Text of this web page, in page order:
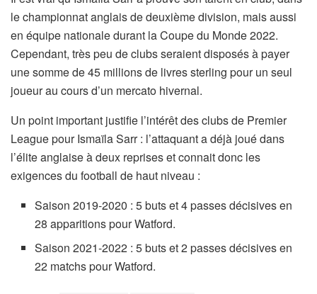
le championnat anglais de deuxième division, mais aussi
en équipe nationale durant la Coupe du Monde 2022.
Cependant, très peu de clubs seraient disposés à payer
une somme de 45 millions de livres sterling pour un seul
joueur au cours d’un mercato hivernal.
Un point important justifie l’intérêt des clubs de Premier
League pour Ismaïla Sarr : l’attaquant a déjà joué dans
l’élite anglaise à deux reprises et connait donc les
exigences du football de haut niveau :
Saison 2019-2020 : 5 buts et 4 passes décisives en
28 apparitions pour Watford.
Saison 2021-2022 : 5 buts et 2 passes décisives en
22 matchs pour Watford.